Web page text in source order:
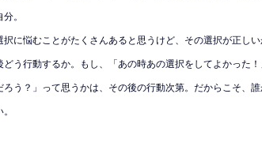
。
に悩むことがたくさんあると思うけど、その選択が正し
う行動するか。もし、「あの時あの選択をしてよかった
う？」って思うかは、その後の行動次第。だからこそ、